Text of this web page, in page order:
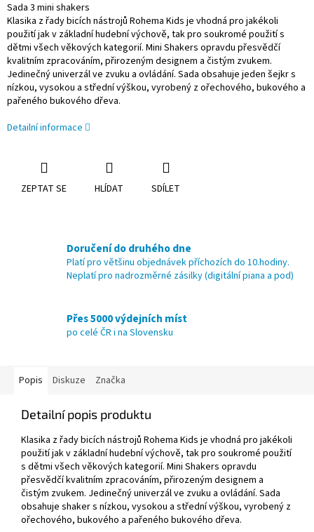
Sada 3 mini shakers
Klasika z řady bicích nástrojů Rohema Kids je vhodná pro jakékoli
použití jak v základní hudební výchově, tak pro soukromé použití s ​​
dětmi všech věkových kategorií. Mini Shakers opravdu přesvědčí
kvalitním zpracováním, přirozeným designem a čistým zvukem.
Jedinečný univerzál ve zvuku a ovládání. Sada obsahuje jeden šejkr s
nízkou, vysokou a střední výškou, vyrobený z ořechového, bukového a
pařeného bukového dřeva.
Detailní informace
ZEPTAT SE HLÍDAT SDÍLET
Doručení do druhého dne
Platí pro většinu objednávek příchozích do 10.hodiny.
Neplatí pro nadrozměrné zásilky (digitální piana a pod)
Přes 5000 výdejních míst
po celé ČR i na Slovensku
Popis Diskuze Značka
Detailní popis produktu
Klasika z řady bicích nástrojů Rohema Kids je vhodná pro jakékoli
použití jak v základní hudební výchově, tak pro soukromé použití
s ​​dětmi všech věkových kategorií. Mini Shakers opravdu
přesvědčí kvalitním zpracováním, přirozeným designem a
čistým zvukem. Jedinečný univerzál ve zvuku a ovládání. Sada
obsahuje shaker s nízkou, vysokou a střední výškou, vyrobený z
ořechového, bukového a pařeného bukového dřeva.